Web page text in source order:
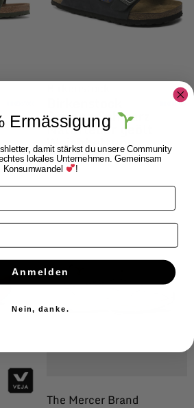
Arizona Schwarz
Naturleder geölt
Weichbettung
CHF139.00
The Mercer Brand
Ermässigung
damit stärkst du unsere Community
lokales Unternehmen. Gemeinsam
Konsumwandel !
Anmelden
Nein, danke.